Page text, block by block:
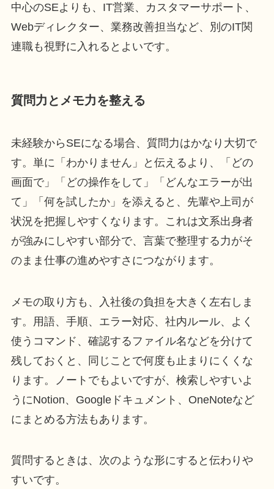
中心のSEよりも、IT営業、カスタマーサポート、
Webディレクター、業務改善担当など、別のIT関
連職も視野に入れるとよいです。
質問力とメモ力を整える
未経験からSEになる場合、質問力はかなり大切で
す。単に「わかりません」と伝えるより、「どの
画面で」「どの操作をして」「どんなエラーが出
て」「何を試したか」を添えると、先輩や上司が
状況を把握しやすくなります。これは文系出身者
が強みにしやすい部分で、言葉で整理する力がそ
のまま仕事の進めやすさにつながります。
メモの取り方も、入社後の負担を大きく左右しま
す。用語、手順、エラー対応、社内ルール、よく
使うコマンド、確認するファイル名などを分けて
残しておくと、同じことで何度も止まりにくくな
ります。ノートでもよいですが、検索しやすいよ
うにNotion、Googleドキュメント、OneNoteなど
にまとめる方法もあります。
質問するときは、次のような形にすると伝わりや
すいです。